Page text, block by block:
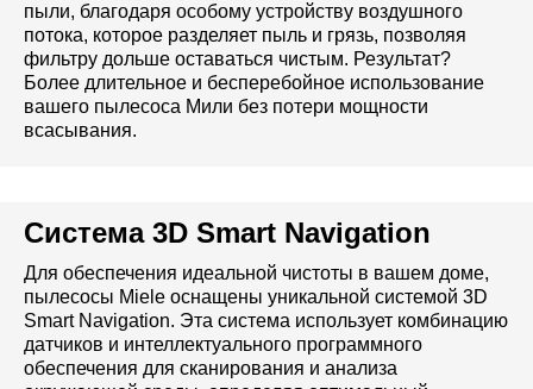
пыли, благодаря особому устройству воздушного
потока, которое разделяет пыль и грязь, позволяя
фильтру дольше оставаться чистым. Результат?
Более длительное и бесперебойное использование
вашего пылесоса Мили без потери мощности
всасывания.
Система 3D Smart Navigation
Для обеспечения идеальной чистоты в вашем доме,
пылесосы Miele оснащены уникальной системой 3D
Smart Navigation. Эта система использует комбинацию
датчиков и интеллектуального программного
обеспечения для сканирования и анализа